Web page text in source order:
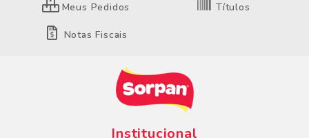
Meus Pedidos Títulos
Notas Fiscais
Institucional